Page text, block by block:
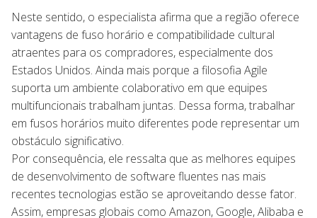
Neste sentido, o especialista afirma que a região oferece
vantagens de fuso horário e compatibilidade cultural
atraentes para os compradores, especialmente dos
Estados Unidos. Ainda mais porque a filosofia Agile
suporta um ambiente colaborativo em que equipes
multifuncionais trabalham juntas. Dessa forma, trabalhar
em fusos horários muito diferentes pode representar um
obstáculo significativo.
Por consequência, ele ressalta que as melhores equipes
de desenvolvimento de software fluentes nas mais
recentes tecnologias estão se aproveitando desse fator.
Assim, empresas globais como Amazon, Google, Alibaba e